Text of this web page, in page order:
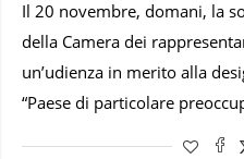
Il 20 novembre, domani, la
della Camera dei
un’udienza in merito alla
“Paese di particolare